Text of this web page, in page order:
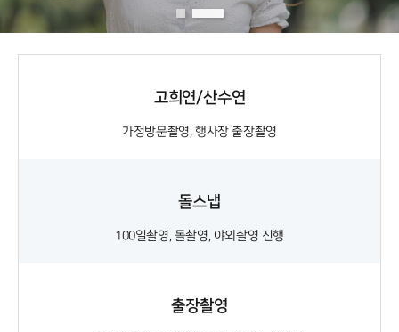
고희연/산수연
가정방문촬영, 행사장 출장촬영
돌스냅
100일촬영, 돌촬영, 야외촬영 진행
출장촬영